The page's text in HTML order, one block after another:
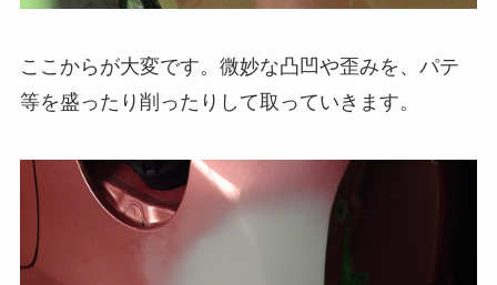
ここからが大変です。微妙な凸凹や歪みを、パテ
等を盛ったり削ったりして取っていきます。